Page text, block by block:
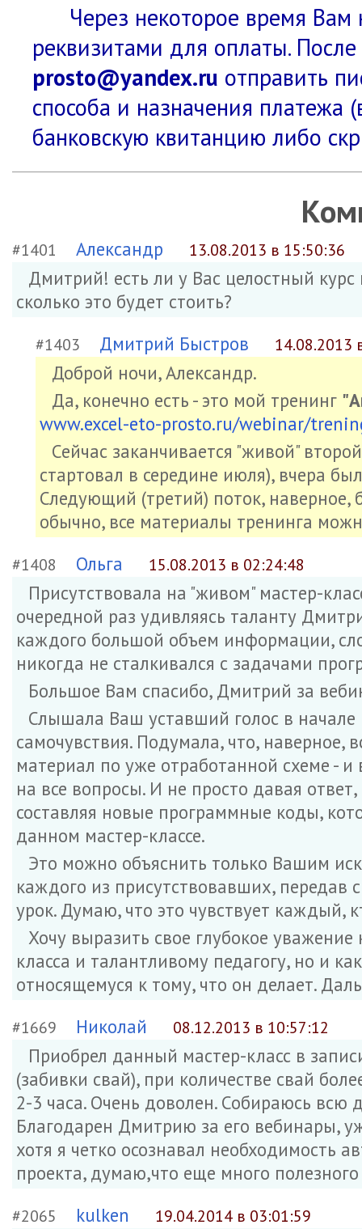
Через некоторое время
реквизитами для оплаты.
prosto@yandex.ru отправить
способа и назначения платежа
банковскую квитанцию либо
#1401 Александр 13.08.2013 в 15:50:36
Дмитрий! есть ли у Вас целостный
сколько это будет стоить?
#1403 Дмитрий Быстров 14.08.2013
Доброй ночи, Александр.
Да, конечно есть - это мой тренинг
www.excel-eto-prosto.ru/webinar/
Сейчас заканчивается "живой"
стартовал в середине июля), вчера
Следующий (третий) поток, наверное,
обычно, все материалы тренинга
#1408 Ольга 15.08.2013 в 02:24:48
Присутствовала на "живом" мастер-
очередной раз удивляясь таланту
каждого большой объем информации,
никогда не сталкивался с задачами
Большое Вам спасибо, Дмитрий за
Слышала Ваш уставший голос в начале
самочувствия. Подумала, что, наверное,
материал по уже отработанной схеме -
на все вопросы. И не просто давая
составляя новые программные коды,
данном мастер-классе.
Это можно объяснить только Вашим
каждого из присутствовавших, передав
урок. Думаю, что это чувствует каждый,
Хочу выразить свое глубокое
класса и талантливому педагогу, но и
относящемуся к тому, что он делает.
#1669 Николай 08.12.2013 в 10:57:12
Приобрел данный мастер-класс в
(забивки свай), при количестве свай
2-3 часа. Очень доволен. Собираюсь
Благодарен Дмитрию за его вебинары,
хотя я четко осознавал необходимость
проекта, думаю,что еще много
#2065 kulken 19.04.2014 в 03:01:59